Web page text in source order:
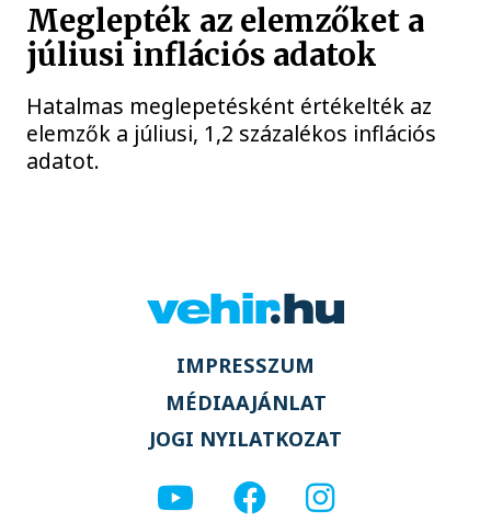
Meglepték az elemzőket a
júliusi inflációs adatok
Hatalmas meglepetésként értékelték az
elemzők a júliusi, 1,2 százalékos inflációs
adatot.
IMPRESSZUM
MÉDIAAJÁNLAT
JOGI NYILATKOZAT